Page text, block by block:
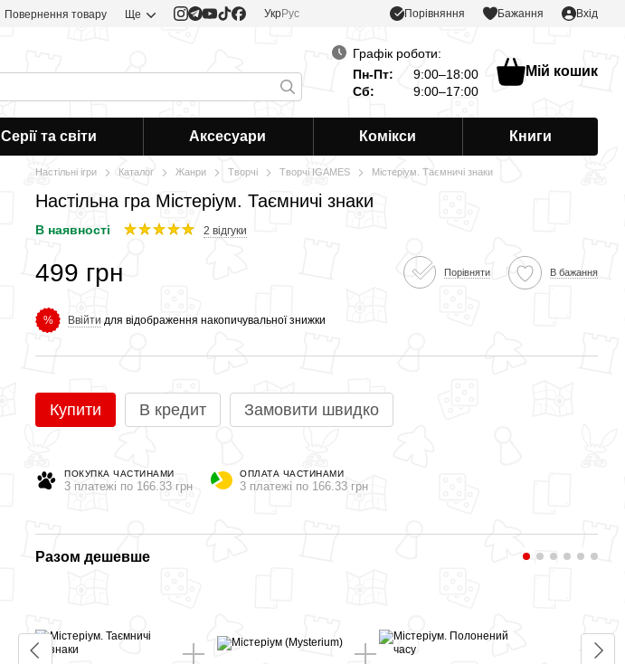
Повернення товару Ще УкрРус Порівняння Бажання Вхід
Графік роботи:
Пн-Пт:
9:00–18:00
Сб:
9:00–17:00
Мій кошик
Серії та світи Аксесуари Комікси Книги
Настільні ігри Каталог Жанри Творчі Творчі IGAMES Містеріум. Таємничі знаки
Настільна гра Містеріум. Таємничі знаки
В наявності 2 відгуки
499 грн Порівняти В бажання
% Ввійти для відображення накопичувальної знижки
Купити В кредит Замовити швидко
ПОКУПКА ЧАСТИНАМИ
3 платежі по 166.33 грн
ОПЛАТА ЧАСТИНАМИ
3 платежі по 166.33 грн
Разом дешевше